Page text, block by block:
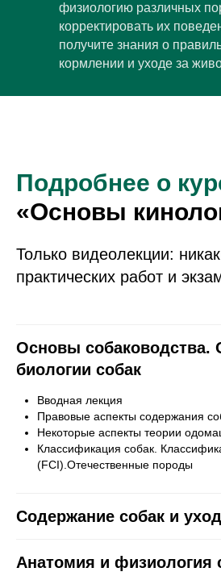
физиологию различных
корректировать их
получите знания о
кормлении и уходе за
Подробнее о
«Основы
Только видеолекции:
практических работ и
Основы собаководства.
биологии собак
Вводная лекция
Правовые аспекты содержания
Некоторые аспекты теории
Классификация собак.
(FCI).Отечественные породы
Содержание собак и
Анатомия и физиология